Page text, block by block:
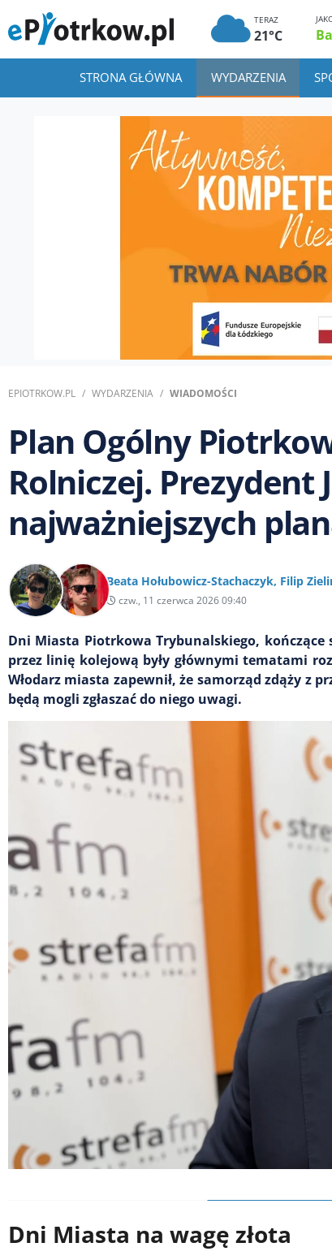
TERAZ
21°C
STRONA GŁÓWNA WYDARZENIA
EPIOTRKOW.PL WYDARZENIA WIADOMOŚCI
Plan Ogólny
Rolniczej. Prezydent
najważniejszych
Beata Hołubowicz-Stachaczyk, Filip
czw., 11 czerwca 2026 09:40
Dni Miasta Piotrkowa Trybunalskiego, kończące
przez linię kolejową były głównymi tematami
Włodarz miasta zapewnił, że samorząd zdąży z
będą mogli zgłaszać do niego uwagi.
Dni Miasta na wagę złota